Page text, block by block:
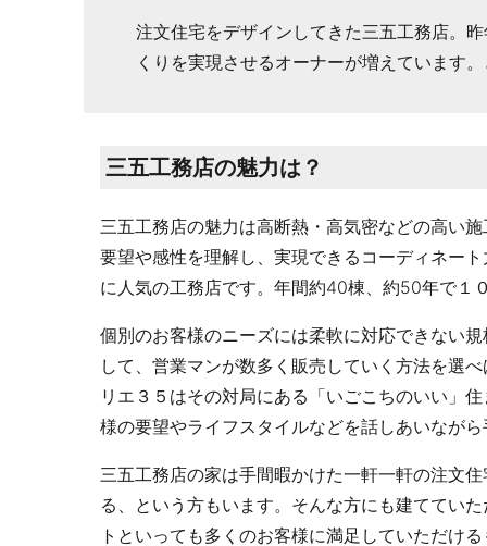
注文住宅をデザインしてきた三五工務店。
くりを実現させるオーナーが増えています
三五工務店の魅力は？
三五工務店の魅力は高断熱・高気密などの高い
要望や感性を理解し、実現できるコーディネー
に人気の工務店です。年間約40棟、約50年で１
個別のお客様のニーズには柔軟に対応できない
して、営業マンが数多く販売していく方法を選
リエ３５はその対局にある「いごこちのいい」
様の要望やライフスタイルなどを話しあいなが
三五工務店の家は手間暇かけた一軒一軒の注文
る、という方もいます。そんな方にも建ててい
トといっても多くのお客様に満足していただけ